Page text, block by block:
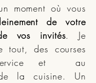
moment où vous
de votre
vos invités. Je
tout, des courses
service et au
la cuisine. Un